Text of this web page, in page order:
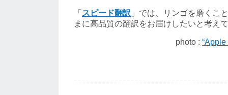
「 スピード翻訳 」では、リンゴを磨くこ
まに高品質の翻訳をお届けしたいと考え
photo :